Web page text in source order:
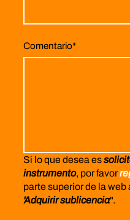
Comentario*
Si lo que desea es
instrumento, por favor
parte superior de la
'Adquirir sublicencia".